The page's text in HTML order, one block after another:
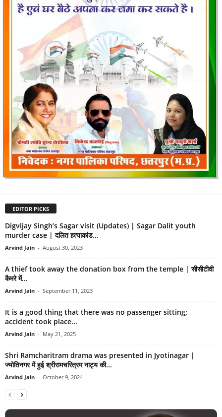
EDITOR PICKS
Digvijay Singh’s Sagar visit (Updates) | Sagar Dalit youth
murder case | दलित हत्याकांड...
Arvind Jain - August 30, 2023
A thief took away the donation box from the temple | सीसीटीवी
कैमरे में...
Arvind Jain - September 11, 2023
It is a good thing that there was no passenger sitting;
accident took place...
Arvind Jain - May 21, 2025
Shri Ramcharitram drama was presented in Jyotinagar |
ज्योतिनगर में हुई श्रीरामचरित्रम नाट्य की...
Arvind Jain - October 9, 2024